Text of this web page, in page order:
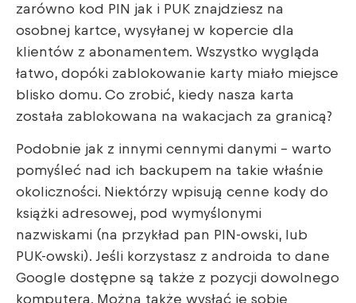
zarówno kod PIN jak i PUK znajdziesz na
osobnej kartce, wysyłanej w kopercie dla
klientów z abonamentem. Wszystko wygląda
łatwo, dopóki zablokowanie karty miało miejsce
blisko domu. Co zrobić, kiedy nasza karta
została zablokowana na wakacjach za granicą?
Podobnie jak z innymi cennymi danymi – warto
pomyśleć nad ich backupem na takie właśnie
okoliczności. Niektórzy wpisują cenne kody do
książki adresowej, pod wymyślonymi
nazwiskami (na przykład pan PIN-owski, lub
PUK-owski). Jeśli korzystasz z androida to dane
Google dostępne są także z pozycji dowolnego
komputera. Można także wysłać je sobie